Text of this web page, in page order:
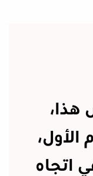
هذا،
الأول،
اتجاه